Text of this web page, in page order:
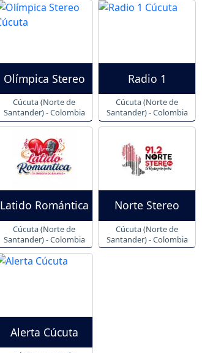
Olímpica Stereo
Cúcuta (Norte de
Santander) - Colombia
Radio 1
Cúcuta (Norte de
Santander) - Colombia
Latido Romántica
Cúcuta (Norte de
Santander) - Colombia
Norte Stereo
Cúcuta (Norte de
Santander) - Colombia
Alerta Cúcuta